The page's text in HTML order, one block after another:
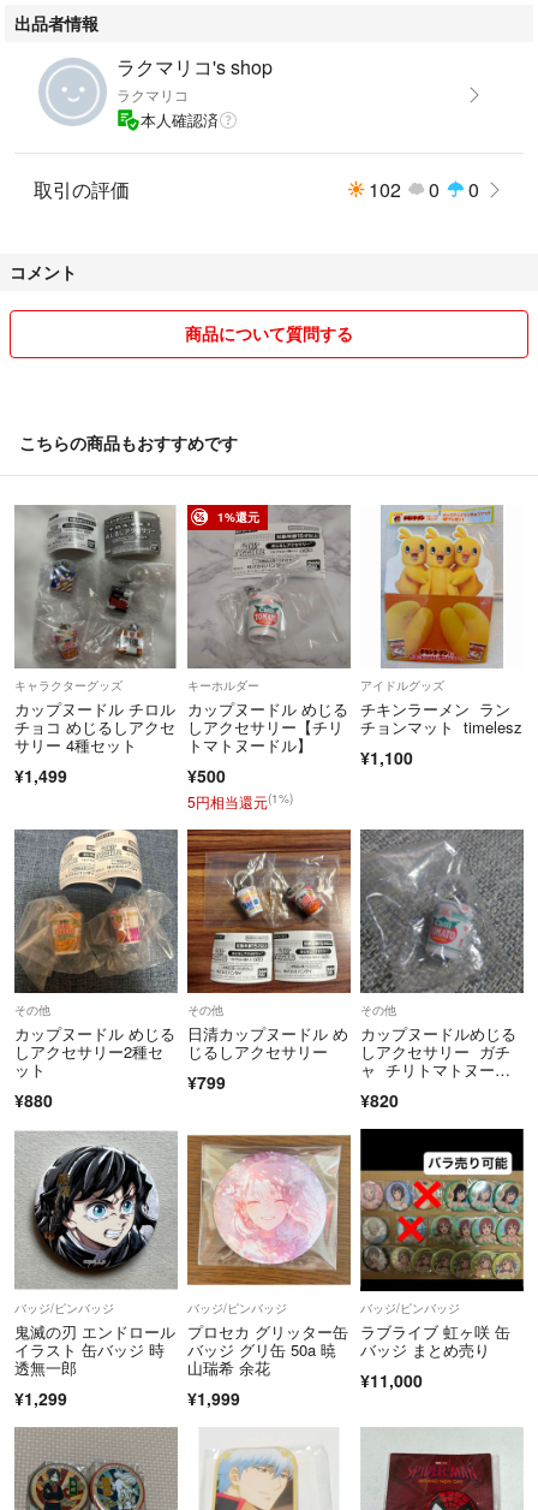
出品者情報
ラクマリコ's shop
ラクマリコ
本人確認済
取引の評価 102 0 0
コメント
商品について質問する
こちらの商品もおすすめです
キャラクターグッズ
カップヌードル チロル
チョコ めじるしアクセ
サリー 4種セット
¥1,499
1%還元
キーホルダー
カップヌードル めじる
しアクセサリー【チリ
トマトヌードル】
¥500
5円相当還元(1%)
アイドルグッズ
チキンラーメン ラン
チョンマット timelesz
¥1,100
その他
カップヌードル めじる
しアクセサリー2種セ
ット
¥880
その他
日清カップヌードル め
じるしアクセサリー
¥799
その他
カップヌードルめじる
しアクセサリー ガチ
ャ チリトマトヌード
¥820
バッジ/ピンバッジ
鬼滅の刃 エンドロール
イラスト 缶バッジ 時
透無一郎
¥1,299
バッジ/ピンバッジ
プロセカ グリッター缶
バッジ グリ缶 50a 暁
山瑞希 余花
¥1,999
バッジ/ピンバッジ
ラブライブ 虹ヶ咲 缶
バッジ まとめ売り
¥11,000